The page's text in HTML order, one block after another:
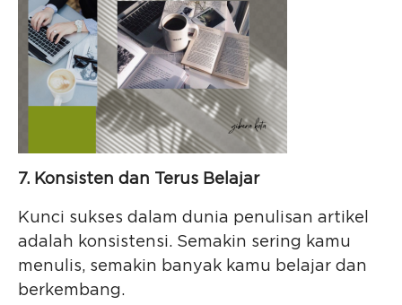
7. Konsisten dan Terus Belajar
Kunci sukses dalam dunia penulisan artikel
adalah konsistensi. Semakin sering kamu
menulis, semakin banyak kamu belajar dan
berkembang.